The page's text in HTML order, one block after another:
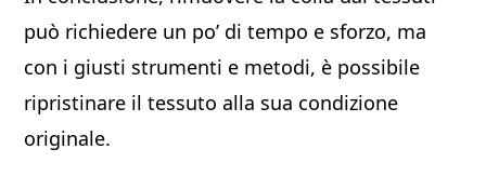
può richiedere un po’ di tempo e sforzo, ma
con i giusti strumenti e metodi, è possibile
ripristinare il tessuto alla sua condizione
originale.